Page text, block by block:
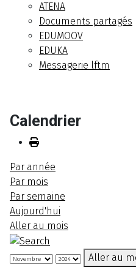
ATENA
Documents partagés
EDUMOOV
EDUKA
Messagerie lftm
Calendrier
Par année
Par mois
Par semaine
Aujourd'hui
Aller au mois
Aller au